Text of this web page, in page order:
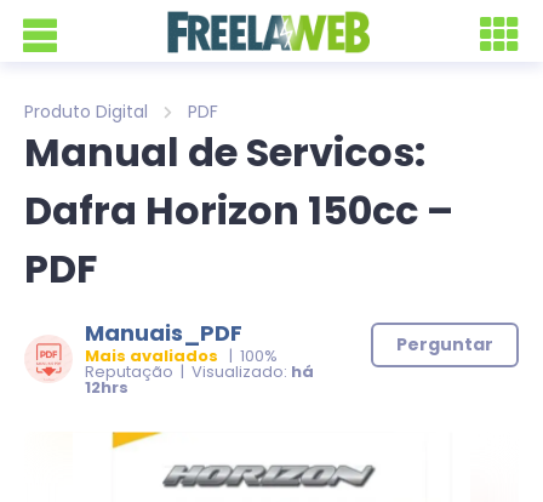
Produto Digital PDF
Manual de Servicos:
Dafra Horizon 150cc –
PDF
Manuais_PDF
Mais avaliados | 100%
Reputação | Visualizado: há
12hrs
Perguntar